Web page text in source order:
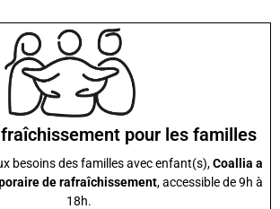
pour les familles
besoins des familles avec enfant(s),Coallia a
de rafraîchissement, accessible de 9h à
18h.